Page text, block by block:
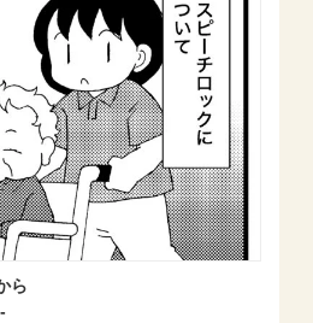
ら